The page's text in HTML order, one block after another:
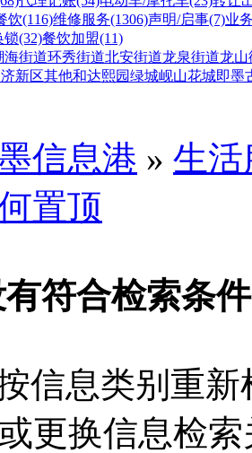
饮(116)维修服务(1306)声明/启事(7)业
锁(32)餐饮加盟(11)
海街道环秀街道北安街道龙泉街道龙山
新区其他和达熙园绿城岘山花城即墨
信息港 » 生活
置顶
符合检索条
信息类别重
更换信息检